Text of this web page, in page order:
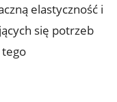
elastyczność i
się potrzeb